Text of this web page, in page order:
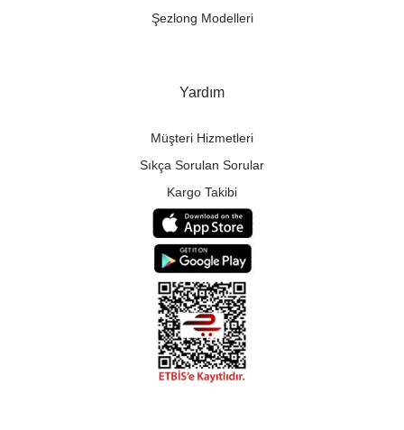
Şezlong Modelleri
Yardım
Müşteri Hizmetleri
Sıkça Sorulan Sorular
Kargo Takibi